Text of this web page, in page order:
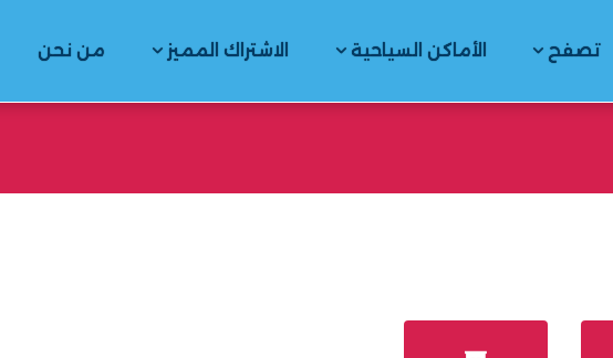
تصفح الأماكن السياحية الاشتراك المميز من نحن